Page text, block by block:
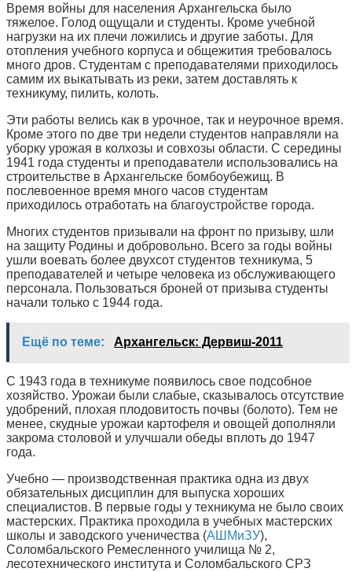
Время войны для населения Архангельска было
тяжелое. Голод ощущали и студенты. Кроме учебной
нагрузки на их плечи ложились и другие заботы. Для
отопления учебного корпуса и общежития требовалось
много дров. Студентам с преподавателями приходилось
самим их выкатывать из реки, затем доставлять к
техникуму, пилить, колоть.
Эти работы велись как в урочное, так и неурочное время.
Кроме этого по две три недели студентов направляли на
уборку урожая в колхозы и совхозы области. С середины
1941 года студенты и преподаватели использовались на
строительстве в Архангельске бомбоубежищ. В
послевоенное время много часов студентам
приходилось отработать на благоустройстве города.
Многих студентов призывали на фронт по призыву, шли
на защиту Родины и добровольно. Всего за годы войны
ушли воевать более двухсот студентов техникума, 5
преподавателей и четыре человека из обслуживающего
персонала. Пользоваться броней от призыва студенты
начали только с 1944 года.
Ещё по теме: Архангельск: Дервиш-2011
С 1943 года в техникуме появилось свое подсобное
хозяйство. Урожаи были слабые, сказывалось отсутствие
удобрений, плохая плодовитость почвы (болото). Тем не
менее, скудные урожаи картофеля и овощей дополняли
закрома столовой и улучшали обеды вплоть до 1947
года.
Учебно — производственная практика одна из двух
обязательных дисциплин для выпуска хороших
специалистов. В первые годы у техникума не было своих
мастерских. Практика проходила в учебных мастерских
школы и заводского ученичества (АШМиЗУ),
Соломбальского Ремесленного училища № 2,
лесотехнического института и Соломбальского СРЗ